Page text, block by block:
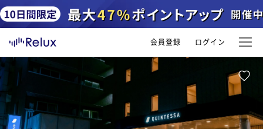
会員登録 ログイン